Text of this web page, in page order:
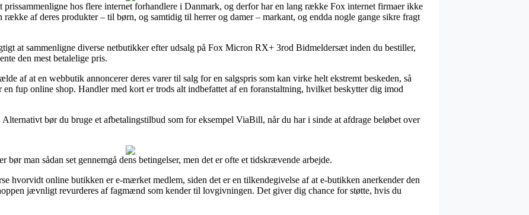
prissammenligne hos flere internet forhandlere i Danmark, og derfor har en lang række Fox internet firmaer ikke
af deres produkter – til børn, og samtidig til herrer og damer – markant, og endda nogle gange sikre fragt
at sammenligne diverse netbutikker efter udsalg på Fox Micron RX+ 3rod Bidmeldersæt inden du bestiller,
den mest betalelige pris.
af at en webbutik annoncerer deres varer til salg for en salgspris som kan virke helt ekstremt beskeden, så
fup online shop. Handler med kort er trods alt indbefattet af en foranstaltning, hvilket beskytter dig imod
bør du bruge et afbetalingstilbud som for eksempel ViaBill, når du har i sinde at afdrage beløbet over
bør man sådan set gennemgå dens betingelser, men det er ofte et tidskrævende arbejde.
hvorvidt online butikken er e-mærket medlem, siden det er en tilkendegivelse af at e-butikken anerkender den
jævnligt revurderes af fagmænd som kender til lovgivningen. Det giver dig chance for støtte, hvis du